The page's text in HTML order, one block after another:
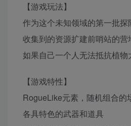
【游戏玩法】
作为这个未知领域的第一批
收集到的资源扩建前哨站的营
如果自己一个人无法抵抗植物
【游戏特性】
RogueLike元素，随机组合的
各具特色的武器和道具